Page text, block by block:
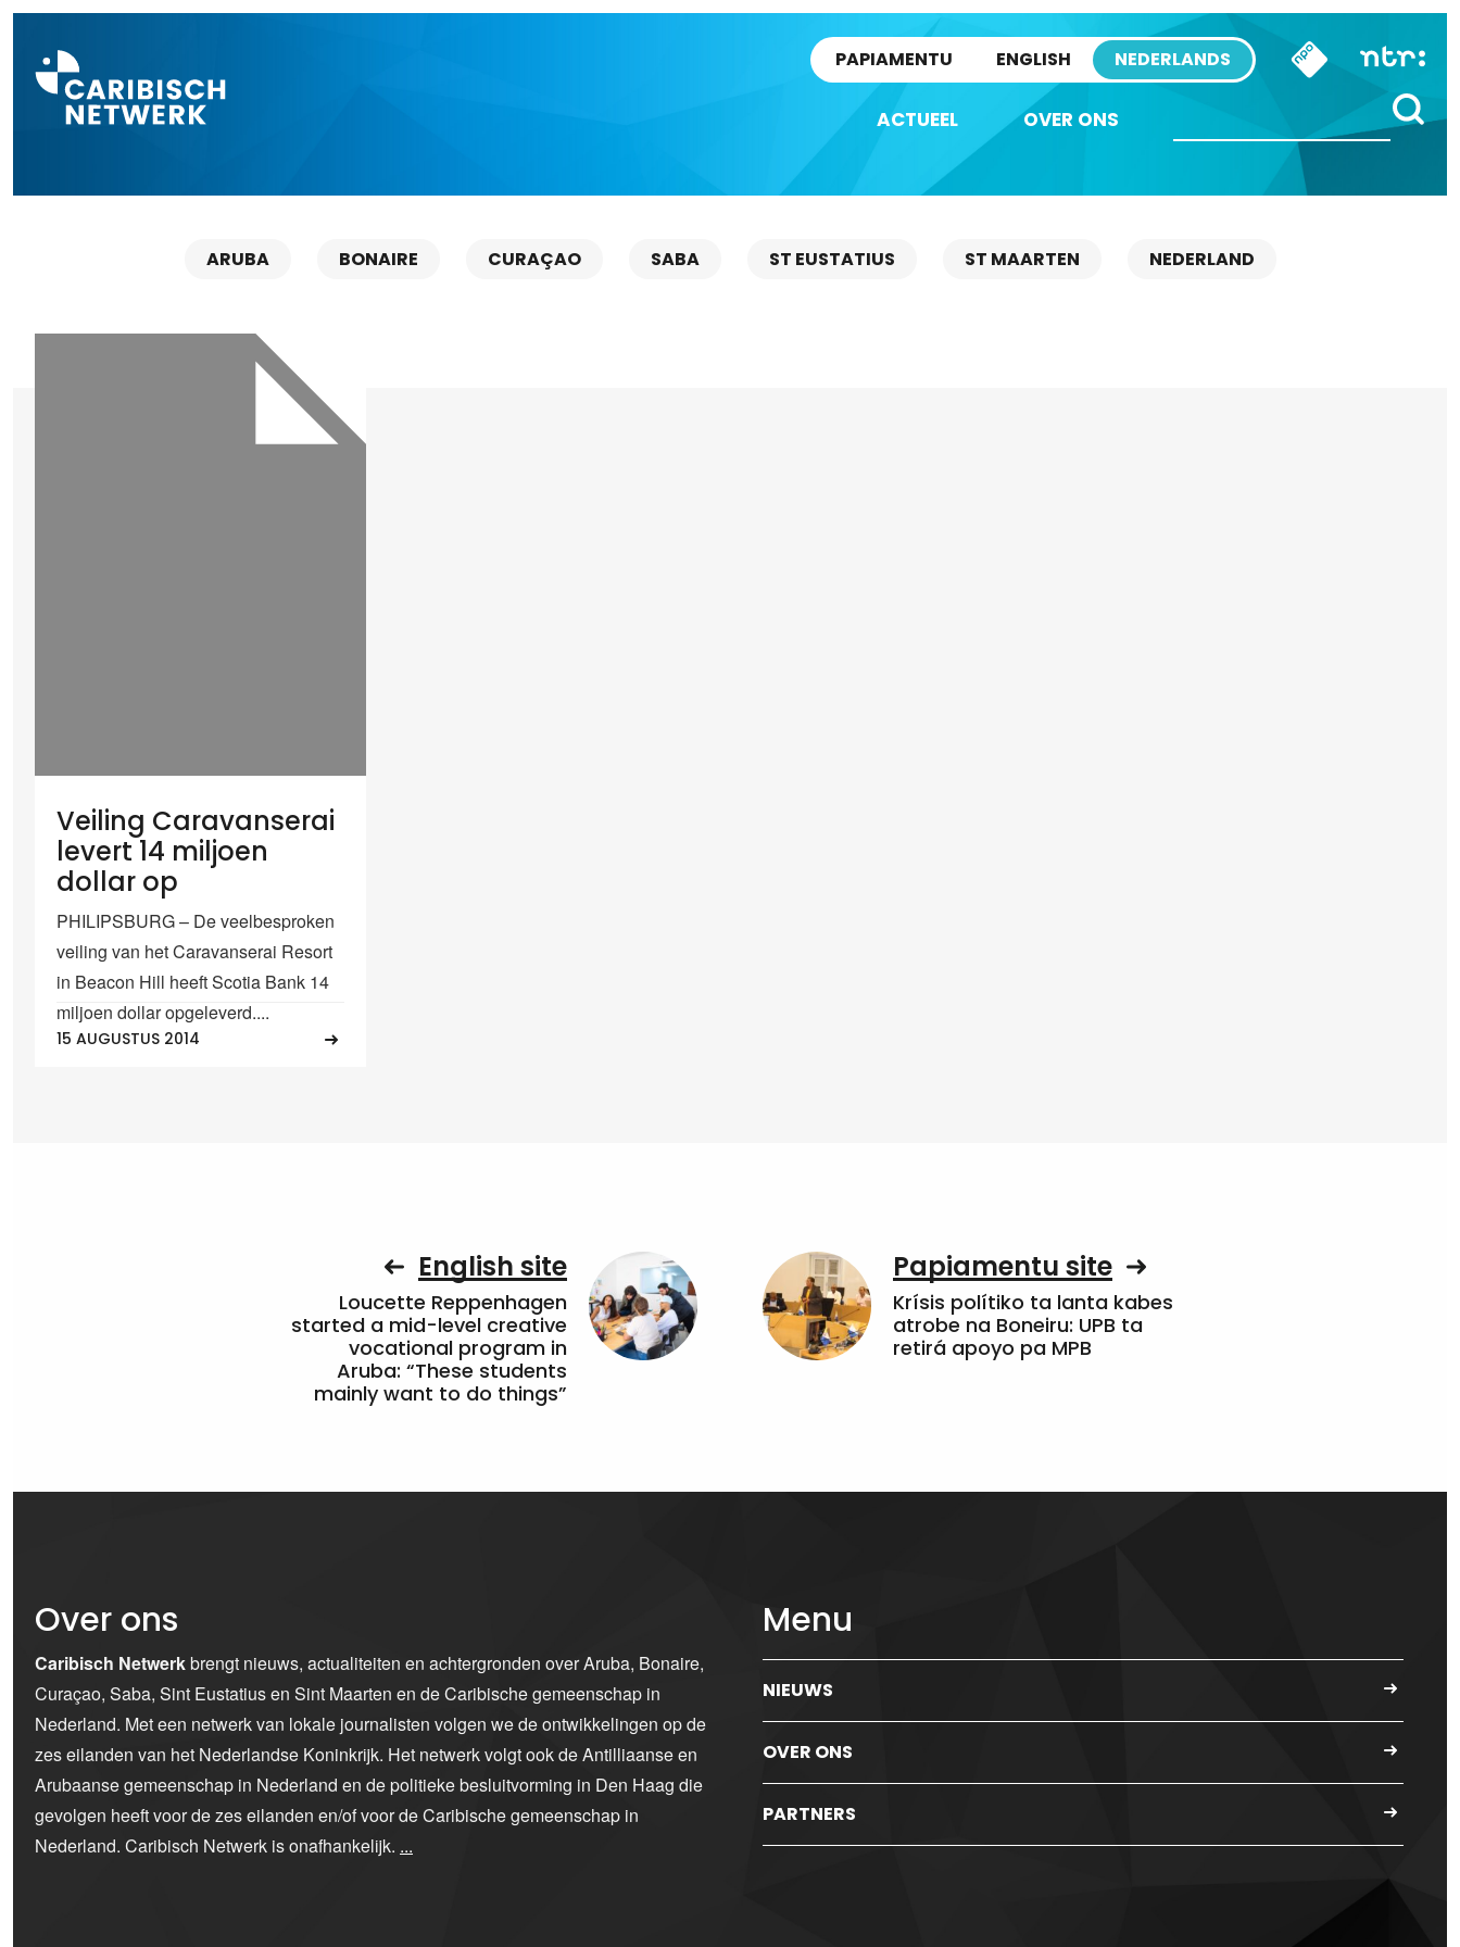
PAPIAMENTU ENGLISH NEDERLANDS
ACTUEEL OVER ONS
ARUBA BONAIRE CURAÇAO SABA ST EUSTATIUS ST MAARTEN NEDERLAND
Veiling Caravanserai
levert 14 miljoen
dollar op
PHILIPSBURG – De veelbesproken
veiling van het Caravanserai Resort
in Beacon Hill heeft Scotia Bank 14
miljoen dollar opgeleverd....
15 AUGUSTUS 2014
English site
Loucette Reppenhagen
started a mid-level creative
vocational program in
Aruba: “These students
mainly want to do things”
Papiamentu site
Krísis polítiko ta lanta kabes
atrobe na Boneiru: UPB ta
retirá apoyo pa MPB
Over ons
Caribisch Netwerkbrengt nieuws, actualiteiten en achtergronden over Aruba, Bonaire,
Curaçao, Saba, Sint Eustatius en Sint Maarten en de Caribische gemeenschap in
Nederland. Met een netwerk van lokale journalisten volgen we de ontwikkelingen op de
zes eilanden van het Nederlandse Koninkrijk. Het netwerk volgt ook de Antilliaanse en
Arubaanse gemeenschap in Nederland en de politieke besluitvorming in Den Haag die
gevolgen heeft voor de zes eilanden en/of voor de Caribische gemeenschap in
Nederland. Caribisch Netwerk is onafhankelijk. ...
Menu
NIEUWS
OVER ONS
PARTNERS